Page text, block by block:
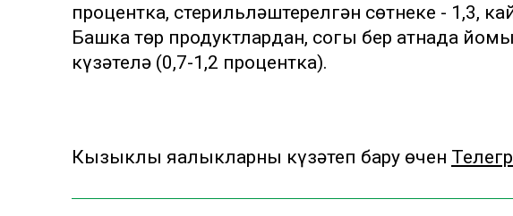
процентка, стерильләштерелгән сөтнеке - 1,3,
Башка төр продуктлардан, соңгы бер атнада
күзәтелә (0,7-1,2 процентка).
Кызыклы яңалыкларны күзәтеп бару өчен